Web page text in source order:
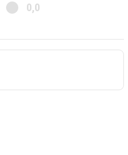
0,0